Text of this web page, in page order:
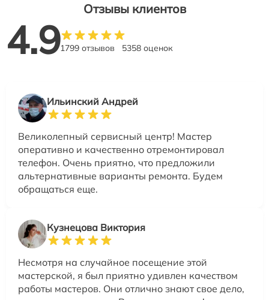
Отзывы клиентов
4.91799 отзывов 5358 оценок
Ильинский Андрей
Великолепный сервисный центр! Мастер
оперативно и качественно отремонтировал
телефон. Очень приятно, что предложили
альтернативные варианты ремонта. Будем
обращаться еще.
Кузнецова Виктория
Несмотря на случайное посещение этой
мастерской, я был приятно удивлен качеством
работы мастеров. Они отлично знают свое дело,